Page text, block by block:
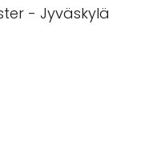
- Jyväskylä